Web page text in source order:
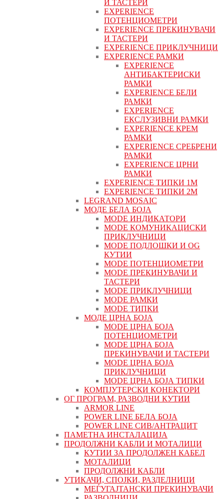
И ТАСТЕРИ
EXPERIENCE
ПОТЕНЦИОМЕТРИ
EXPERIENCE ПРЕКИНУВАЧИ
И ТАСТЕРИ
EXPERIENCE ПРИКЛУЧНИЦИ
EXPERIENCE РАМКИ
EXPERIENCE
АНТИБАКТЕРИСКИ
РАМКИ
EXPERIENCE БЕЛИ
РАМКИ
EXPERIENCE
ЕКСЛУЗИВНИ РАМКИ
EXPERIENCE КРЕМ
РАМКИ
EXPERIENCE СРЕБРЕНИ
РАМКИ
EXPERIENCE ЦРНИ
РАМКИ
EXPERIENCE ТИПКИ 1M
EXPERIENCE ТИПКИ 2М
LEGRAND MOSAIC
МОДЕ БЕЛА БОЈА
MODE ИНДИКАТОРИ
MODE КОМУНИКАЦИСКИ
ПРИКЛУЧНИЦИ
MODE ПОДЛОШКИ И OG
КУТИИ
MODE ПОТЕНЦИОМЕТРИ
MODE ПРEКИНУВАЧИ И
ТАСТЕРИ
MODE ПРИКЛУЧНИЦИ
MODE РАМКИ
MODE ТИПКИ
МОДЕ ЦРНА БОЈА
MODE ЦРНА БОЈА
ПОТЕНЦИОМЕТРИ
MODE ЦРНА БОЈА
ПРЕКИНУВАЧИ И ТАСТЕРИ
MODE ЦРНА БОЈА
ПРИКЛУЧНИЦИ
MODE ЦРНА БОЈА ТИПКИ
КОМПЈУТЕРСКИ КОНЕКТОРИ
ОГ ПРОГРАМ, РАЗВОДНИ КУТИИ
ARMOR LINE
POWER LINE БЕЛА БОЈА
POWER LINE СИВ/АНТРАЦИТ
ПАМЕТНА ИНСТАЛАЦИЈА
ПРОДОЛЖНИ КАБЛИ И МОТАЛИЦИ
КУТИИ ЗА ПРОДОЛЖЕН КАБЕЛ
МОТАЛИЦИ
ПРОДОЛЖНИ КАБЛИ
УТИКАЧИ, СПОЈКИ, РАЗДЕЛНИЦИ
МЕЃУГАЈТАНСКИ ПРЕКИНУВАЧИ